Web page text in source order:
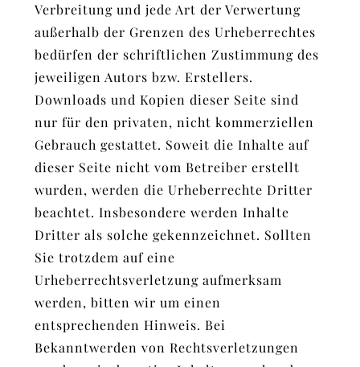
Verbreitung und jede Art der Verwertung
außerhalb der Grenzen des Urheberrechtes
bedürfen der schriftlichen Zustimmung des
jeweiligen Autors bzw. Erstellers.
Downloads und Kopien dieser Seite sind
nur für den privaten, nicht kommerziellen
Gebrauch gestattet. Soweit die Inhalte auf
dieser Seite nicht vom Betreiber erstellt
wurden, werden die Urheberrechte Dritter
beachtet. Insbesondere werden Inhalte
Dritter als solche gekennzeichnet. Sollten
Sie trotzdem auf eine
Urheberrechtsverletzung aufmerksam
werden, bitten wir um einen
entsprechenden Hinweis. Bei
Bekanntwerden von Rechtsverletzungen